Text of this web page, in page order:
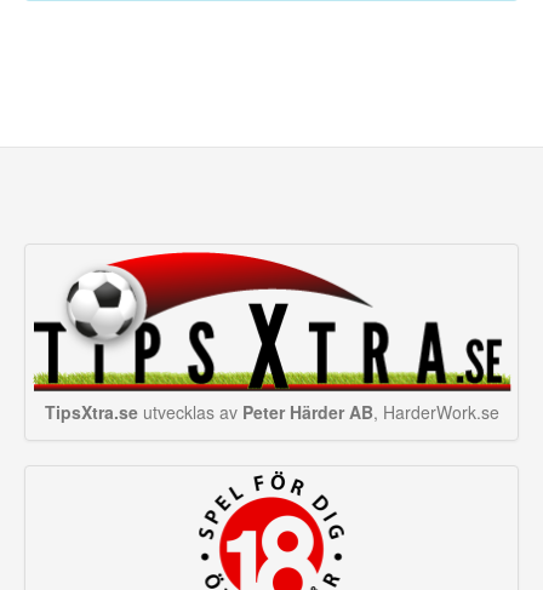
TipsXtra.seutvecklas av Peter Härder AB, HarderWork.se